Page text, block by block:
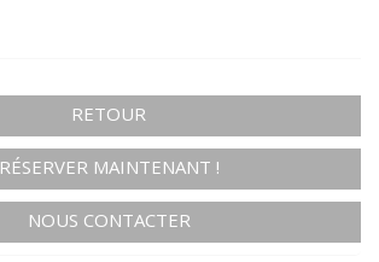
RETOUR
RÉSERVER MAINTENANT !
NOUS CONTACTER